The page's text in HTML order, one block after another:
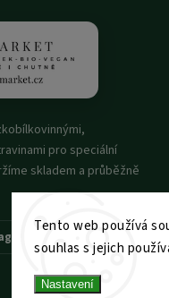
Tento web používá
souhlas s jejich
Nastavení
pro speciální
skladem a průběžně